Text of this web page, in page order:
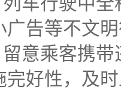
广告等不文
意乘客携
完好性，及